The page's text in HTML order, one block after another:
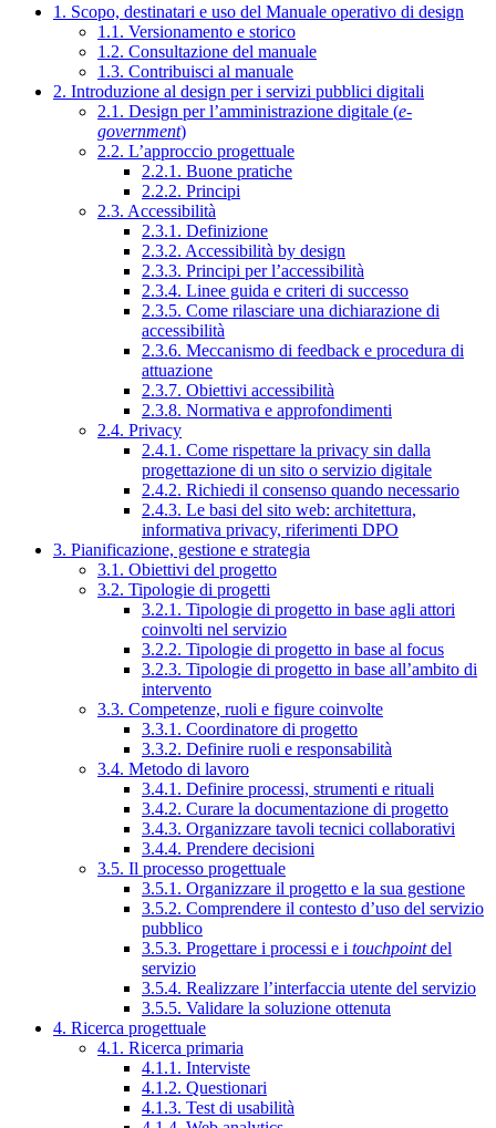
1. Scopo, destinatari e uso del Manuale operativo di design
1.1. Versionamento e storico
1.2. Consultazione del manuale
1.3. Contribuisci al manuale
2. Introduzione al design per i servizi pubblici digitali
2.1. Design per l’amministrazione digitale (e-
government)
2.2. L’approccio progettuale
2.2.1. Buone pratiche
2.2.2. Principi
2.3. Accessibilità
2.3.1. Definizione
2.3.2. Accessibilità by design
2.3.3. Principi per l’accessibilità
2.3.4. Linee guida e criteri di successo
2.3.5. Come rilasciare una dichiarazione di
accessibilità
2.3.6. Meccanismo di feedback e procedura di
attuazione
2.3.7. Obiettivi accessibilità
2.3.8. Normativa e approfondimenti
2.4. Privacy
2.4.1. Come rispettare la privacy sin dalla
progettazione di un sito o servizio digitale
2.4.2. Richiedi il consenso quando necessario
2.4.3. Le basi del sito web: architettura,
informativa privacy, riferimenti DPO
3. Pianificazione, gestione e strategia
3.1. Obiettivi del progetto
3.2. Tipologie di progetti
3.2.1. Tipologie di progetto in base agli attori
coinvolti nel servizio
3.2.2. Tipologie di progetto in base al focus
3.2.3. Tipologie di progetto in base all’ambito di
intervento
3.3. Competenze, ruoli e figure coinvolte
3.3.1. Coordinatore di progetto
3.3.2. Definire ruoli e responsabilità
3.4. Metodo di lavoro
3.4.1. Definire processi, strumenti e rituali
3.4.2. Curare la documentazione di progetto
3.4.3. Organizzare tavoli tecnici collaborativi
3.4.4. Prendere decisioni
3.5. Il processo progettuale
3.5.1. Organizzare il progetto e la sua gestione
3.5.2. Comprendere il contesto d’uso del servizio
pubblico
3.5.3. Progettare i processi e i touchpointdel
servizio
3.5.4. Realizzare l’interfaccia utente del servizio
3.5.5. Validare la soluzione ottenuta
4. Ricerca progettuale
4.1. Ricerca primaria
4.1.1. Interviste
4.1.2. Questionari
4.1.3. Test di usabilità